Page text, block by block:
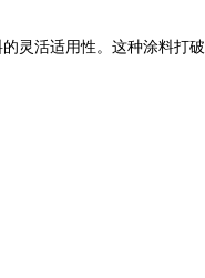
灵活适用性。这种涂料打破